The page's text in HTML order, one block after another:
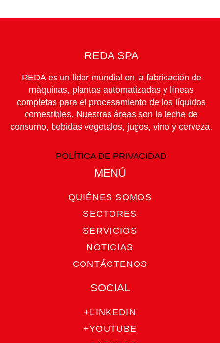
REDA SPA
REDA es un lider mundial en la fabricación de
máquinas, plantas automatizadas y líneas
completas para el procesamiento de los líquidos
comestibles. Nuestras áreas son la leche de
consumo, bebidas vegetales, jugos, vino y cerveza.
POLÍTICA DE PRIVACIDAD
MENÚ​
QUIÉNES SOMOS
SECTORES
SERVICIOS
NOTICIAS
CONTÁCTENOS
SOCIAL
+LINKEDIN
+YOUTUBE